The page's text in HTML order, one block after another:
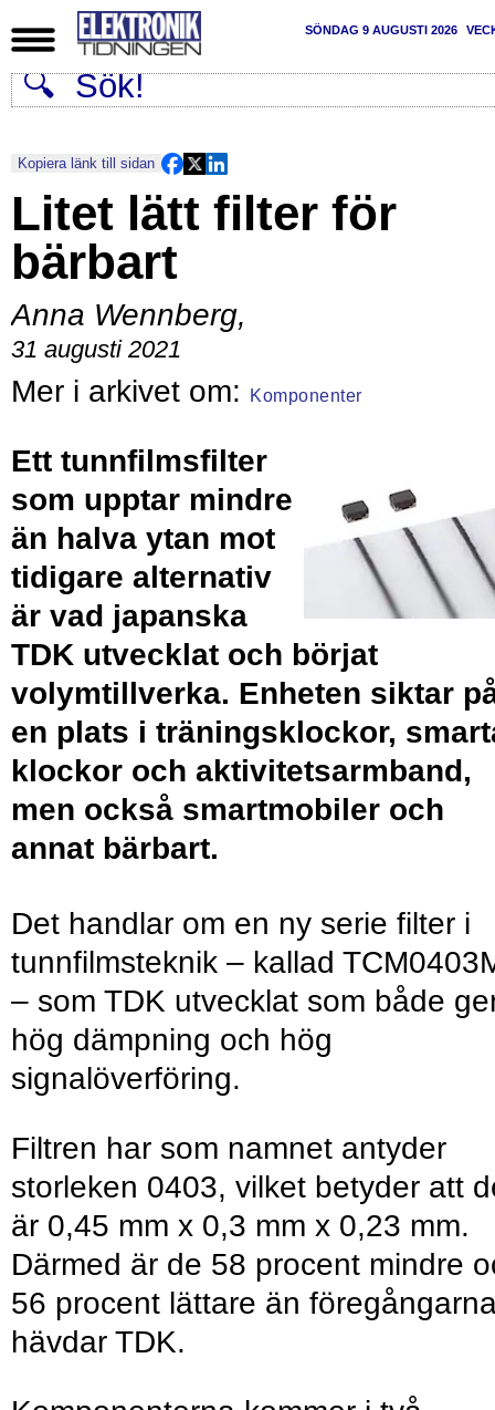
SÖNDAG 9 AUGUSTI 2026
Kopiera länk till sidan
Litet lätt filter för
bärbart
Anna Wennberg,
31 augusti 2021
Komponenter
Ett tunnfilmsfilter
som upptar mindre
än halva ytan mot
tidigare alternativ
är vad japanska
TDK utvecklat och börjat
volymtillverka. Enheten siktar
en plats i träningsklockor,
klockor och aktivitetsarmband,
men också smartmobiler och
annat bärbart.
Det handlar om en ny serie filter i
tunnfilmsteknik – kallad
– som TDK utvecklat som både
hög dämpning och hög
signalöverföring.
Filtren har som namnet antyder
storleken 0403, vilket betyder att
är 0,45 mm x 0,3 mm x 0,23 mm.
Därmed är de 58 procent mindre
56 procent lättare än
hävdar TDK.